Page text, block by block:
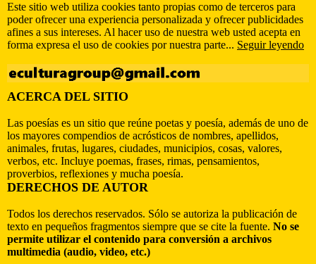
Este sitio web utiliza cookies tanto propias como de terceros para
poder ofrecer una experiencia personalizada y ofrecer publicidades
afines a sus intereses. Al hacer uso de nuestra web usted acepta en
forma expresa el uso de cookies por nuestra parte... Seguir leyendo
ACERCA DEL SITIO
Las poesías es un sitio que reúne poetas y poesía, además de uno de
los mayores compendios de acrósticos de nombres, apellidos,
animales, frutas, lugares, ciudades, municipios, cosas, valores,
verbos, etc. Incluye poemas, frases, rimas, pensamientos,
proverbios, reflexiones y mucha poesía.
DERECHOS DE AUTOR
Todos los derechos reservados. Sólo se autoriza la publicación de
texto en pequeños fragmentos siempre que se cite la fuente. No se
permite utilizar el contenido para conversión a archivos
multimedia (audio, video, etc.)